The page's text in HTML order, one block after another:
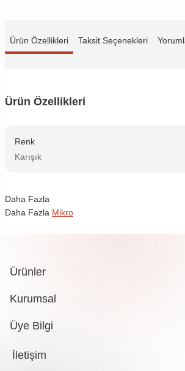
Ürün Özellikleri Taksit Seçenekleri
Ürün Özellikleri
Renk
Karışık
Daha Fazla
Daha Fazla Mikro
Ürünler
Kurumsal
Üye Bilgi
İletişim